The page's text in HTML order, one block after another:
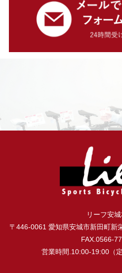
リーフ安
〒446-0061 愛知県安城市新田町
FAX.0566-
営業時間.10:00-19:00（